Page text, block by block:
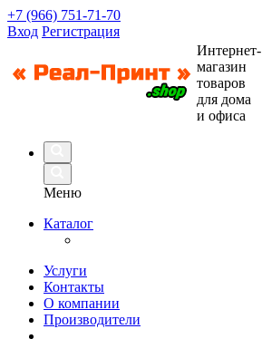
+7 (966) 751-71-70
Вход Регистрация
Интернет-
магазин
товаров
для дома
и офиса
Меню
Каталог
Услуги
Контакты
О компании
Производители